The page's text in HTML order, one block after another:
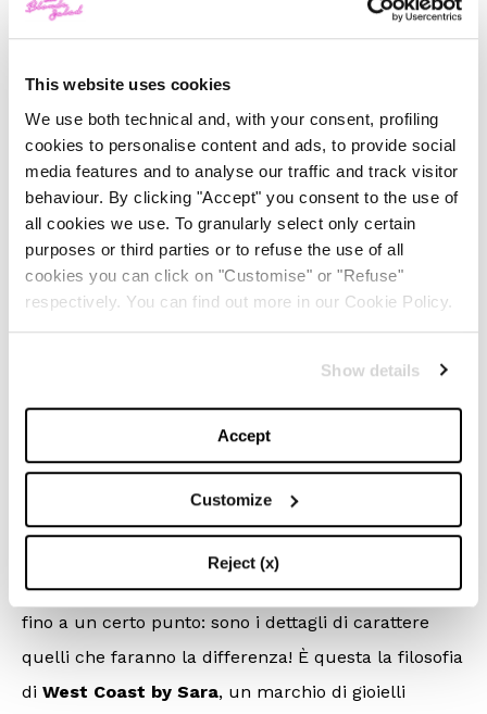
This website uses cookies
We use both technical and, with your consent, profiling
cookies to personalise content and ads, to provide social
media features and to analyse our traffic and track visitor
behaviour. By clicking "Accept" you consent to the use of
all cookies we use. To granularly select only certain
purposes or third parties or to refuse the use of all
cookies you can click on "Customise" or "Refuse"
respectively. You can find out more in our Cookie Policy.
Show details
Accept
Customize
Reject (x)
View this post on Instagram
#trendyjewelry #celebritiesjewelry #layers
A post shared byWest Coast(@westcoastbysara) onApr 9, 2018 at 10:09am PDT
West Coast by Sara
I gioielli da indossare nell’estate 2018? Minimal, ma
fino a un certo punto: sono i dettagli di carattere
quelli che faranno la differenza! È questa la filosofia
di West Coast by Sara, un marchio di gioielli